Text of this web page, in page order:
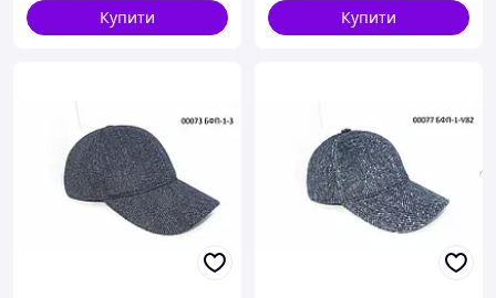
Купити Купити